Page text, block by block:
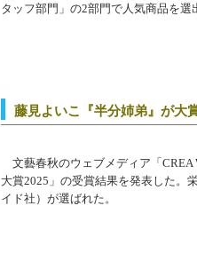
タッフ部門」の2部門で人気商品を選
藤見よいこ『半分姉弟』が大
文藝春秋のウェブメディア「CREA
大賞2025」の受賞結果を発表した。
イド社）が選ばれた。